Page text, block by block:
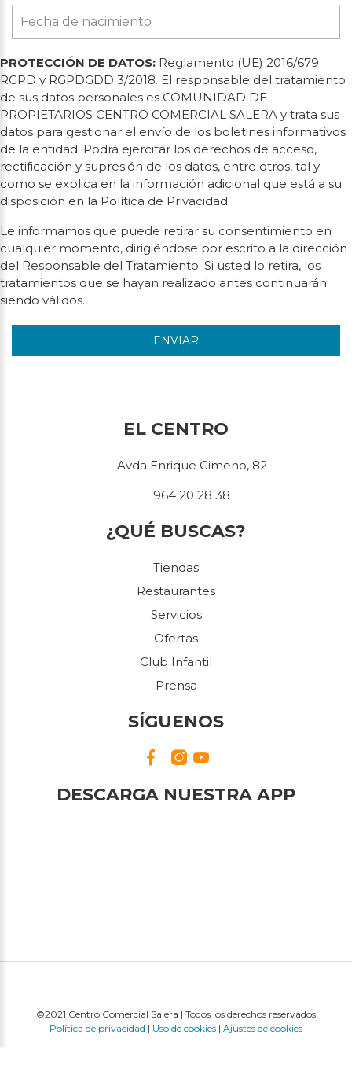
PROTECCIÓN DE DATOS: Reglamento (UE) 2016/679
RGPD y RGPDGDD 3/2018. El responsable del tratamiento
de sus datos personales es COMUNIDAD DE
PROPIETARIOS CENTRO COMERCIAL SALERA y trata sus
datos para gestionar el envío de los boletines informativos
de la entidad. Podrá ejercitar los derechos de acceso,
rectificación y supresión de los datos, entre otros, tal y
como se explica en la información adicional que está a su
disposición en la Política de Privacidad.
Le informamos que puede retirar su consentimiento en
cualquier momento, dirigiéndose por escrito a la dirección
del Responsable del Tratamiento. Si usted lo retira, los
tratamientos que se hayan realizado antes continuarán
siendo válidos.
ENVIAR
EL CENTRO
Avda Enrique Gimeno, 82
964 20 28 38
¿QUÉ BUSCAS?
Tiendas
Restaurantes
Servicios
Ofertas
Club Infantil
Prensa
SÍGUENOS
DESCARGA NUESTRA APP
©2021 Centro Comercial Salera | Todos los derechos reservados
Política de privacidad | Uso de cookies | Ajustes de cookies